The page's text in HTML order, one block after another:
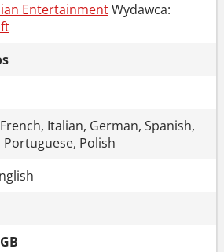
EntertainmentWydawca:
Italian, German, Spanish,
Portuguese, Polish